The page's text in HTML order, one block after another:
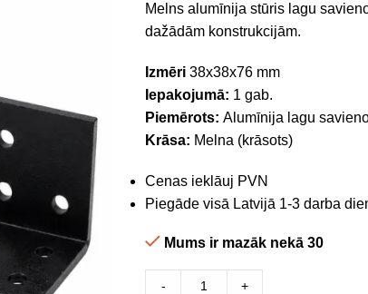
Melns alumīnija stūris lagu
dažādām konstrukcijām.
Izmēri 38x38x76 mm
Iepakojumā: 1 gab.
Piemērots: Alumīnija lagu
Krāsa: Melna (krāsots)
Cenas ieklāuj PVN
Piegāde visā Latvijā 1-3 darba
Mums ir mazāk nekā 30
- +